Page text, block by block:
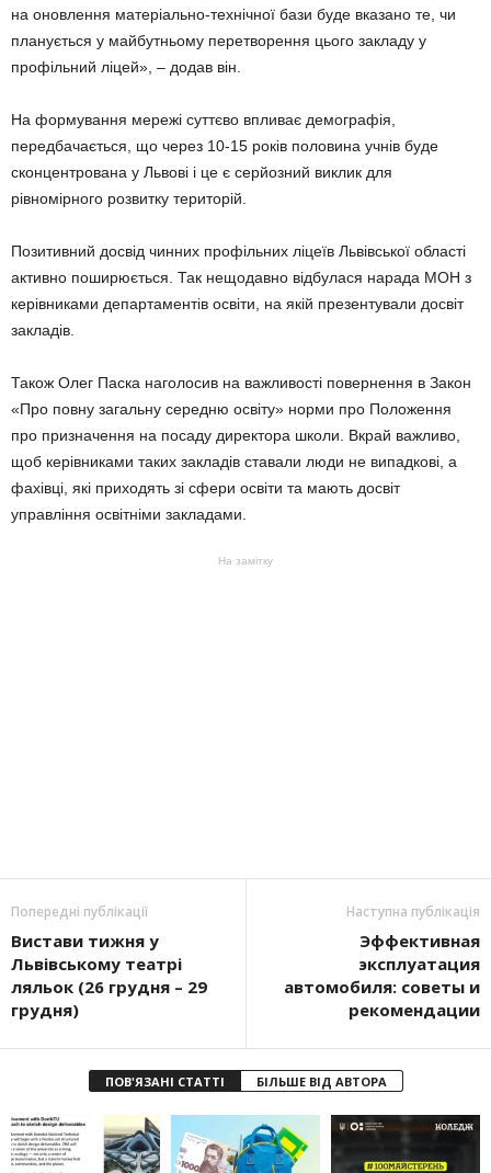
на оновлення матеріально-технічної бази буде вказано те, чи
планується у майбутньому перетворення цього закладу у
профільний ліцей», – додав він.
На формування мережі суттєво впливає демографія,
передбачається, що через 10-15 років половина учнів буде
сконцентрована у Львові і це є серйозний виклик для
рівномірного розвитку територій.
Позитивний досвід чинних профільних ліцеїв Львівської області
активно поширюється. Так нещодавно відбулася нарада МОН з
керівниками департаментів освіти, на якій презентували досвіт
закладів.
Також Олег Паска наголосив на важливості повернення в Закон
«Про повну загальну середню освіту» норми про Положення
про призначення на посаду директора школи. Вкрай важливо,
щоб керівниками таких закладів ставали люди не випадкові, а
фахівці, які приходять зі сфери освіти та мають досвіт
управління освітніми закладами.
На замітку
Попередні публікації
Вистави тижня у
Львівському театрі
ляльок (26 грудня – 29
грудня)
Наступна публікація
Эффективная
эксплуатация
автомобиля: советы и
рекомендации
ПОВ'ЯЗАНІ СТАТТІ БІЛЬШЕ ВІД АВТОРА